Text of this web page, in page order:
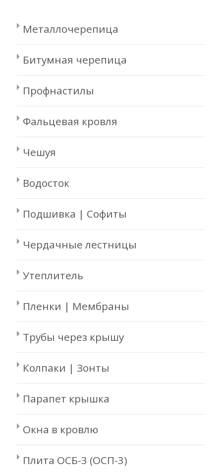
Металлочерепица
Битумная черепица
Профнастилы
Фальцевая кровля
Чешуя
Водосток
Подшивка | Софиты
Чердачные лестницы
Утеплитель
Пленки | Мембраны
Трубы через крышу
Колпаки | Зонты
Парапет крышка
Окна в кровлю
Плита ОСБ-3 (ОСП-3)